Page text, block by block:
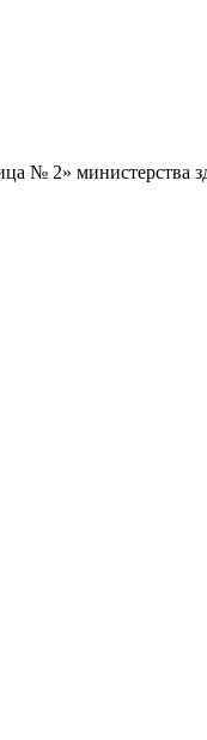
№ 2» министерства